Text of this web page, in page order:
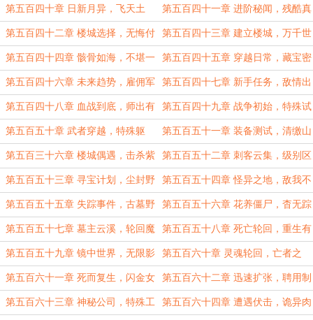
阵！ 龙！
第五百四十章 日新月异，飞天土
豪！
第五百四十一章 进阶秘闻，残酷真
相！
第五百四十二章 楼城选择，无悔付
出！
第五百四十三章 建立楼城，万千世
界！
第五百四十四章 骸骨如海，不堪一
击！
第五百四十五章 穿越日常，藏宝密
图！
第五百四十六章 未来趋势，雇佣军
团！
第五百四十七章 新手任务，敌情出
现！
第五百四十八章 血战到底，师出有
名！
第五百四十九章 战争初始，特殊试
验！
第五百五十章 武者穿越，特殊躯
体！
第五百五十一章 装备测试，清缴山
谷！
第五百三十六章 楼城偶遇，击杀紫
星！
第五百五十二章 刺客云集，级别区
分！
第五百五十三章 寻宝计划，尘封野
楼！
第五百五十四章 怪异之地，敌我不
明！
第五百五十五章 失踪事件，古墓野
楼！
第五百五十六章 花养僵尸，杳无踪
迹！
第五百五十七章 墓主云溪，轮回魔
镜！
第五百五十八章 死亡轮回，重生有
望！
第五百五十九章 镜中世界，无限影
像！
第五百六十章 灵魂轮回，亡者之
乡！
第五百六十一章 死而复生，闪金女
王！
第五百六十二章 迅速扩张，聘用制
度!
第五百六十三章 神秘公司，特殊工 第五百六十四章 遭遇伏击，诡异肉